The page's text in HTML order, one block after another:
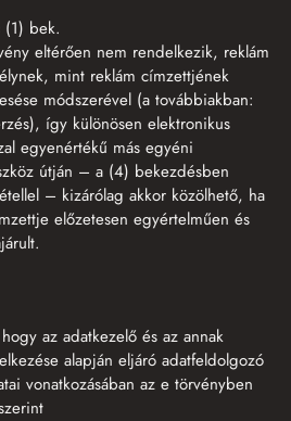
bek.
eltérően nem rendelkezik, reklám
mint reklám címzettjének
módszerével (a továbbiakban:
így különösen elektronikus
egyenértékű más egyéni
útján – a (4) bekezdésben
– kizárólag akkor közölhető, ha
előzetesen egyértelműen és
az adatkezelő és az annak
alapján eljáró adatfeldolgozó
vonatkozásában az e törvényben